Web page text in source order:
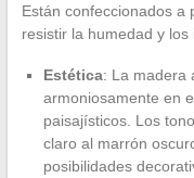
Están confeccionados a
resistir la humedad y los
Estética: La madera
armoniosamente en
paisajísticos. Los
claro al marrón
posibilidades